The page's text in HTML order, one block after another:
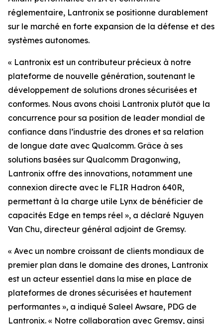
réglementaire, Lantronix se positionne durablement
sur le marché en forte expansion de la défense et des
systèmes autonomes.
« Lantronix est un contributeur précieux à notre
plateforme de nouvelle génération, soutenant le
développement de solutions drones sécurisées et
conformes. Nous avons choisi Lantronix plutôt que la
concurrence pour sa position de leader mondial de
confiance dans l’industrie des drones et sa relation
de longue date avec Qualcomm. Grâce à ses
solutions basées sur Qualcomm Dragonwing,
Lantronix offre des innovations, notamment une
connexion directe avec le FLIR Hadron 640R,
permettant à la charge utile Lynx de bénéficier de
capacités Edge en temps réel », a déclaré Nguyen
Van Chu, directeur général adjoint de Gremsy.
« Avec un nombre croissant de clients mondiaux de
premier plan dans le domaine des drones, Lantronix
est un acteur essentiel dans la mise en place de
plateformes de drones sécurisées et hautement
performantes », a indiqué Saleel Awsare, PDG de
Lantronix. « Notre collaboration avec Gremsy, ainsi